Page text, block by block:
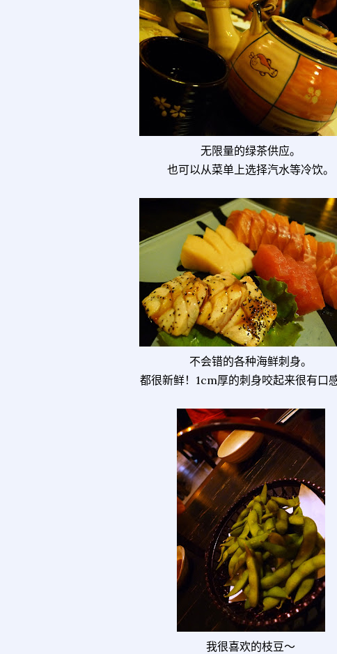
无限量的绿茶供应。
也可以从菜单上选择汽水等冷饮。
不会错的各种海鲜刺身。
都很新鲜！1cm厚的刺身咬起来很有口
我很喜欢的枝豆～